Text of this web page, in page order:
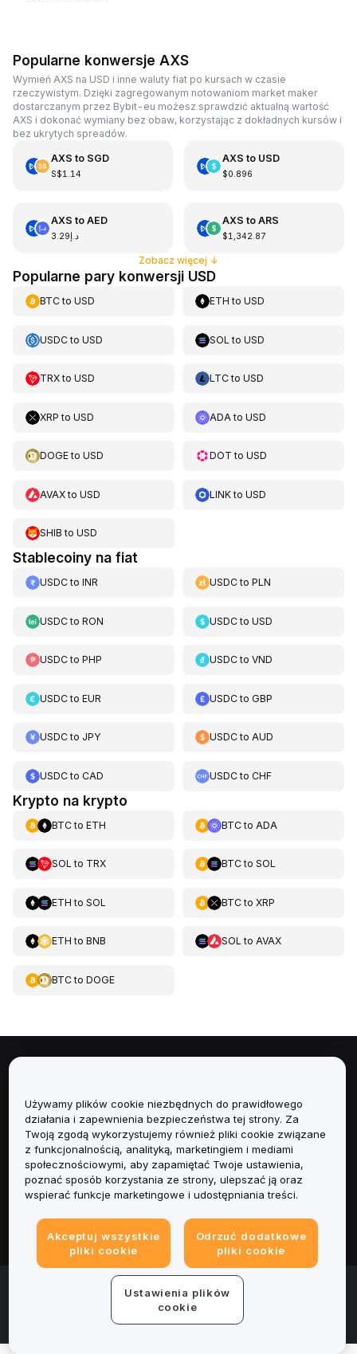
Popularne konwersje AXS
Wymień AXS na USD i inne waluty fiat po kursach w czasie
rzeczywistym. Dzięki zagregowanym notowaniom market maker
dostarczanym przez Bybit-eu możesz sprawdzić aktualną wartość
AXS i dokonać wymiany bez obaw, korzystając z dokładnych kursów i
bez ukrytych spreadów.
AXS to SGD
S$1.14
AXS to USD
$0.896
AXS to AED
د.إ3.29
AXS to ARS
$1,342.87
Zobacz więcej ↓
Popularne pary konwersji USD
BTCto USD ETH toUSD
USDCto USD SOL toUSD
TRXto USD LTCtoUSD
XRP to USD ADA toUSD
DOGEto USD DOT toUSD
AVAXto USD LINKtoUSD
SHIB to USD
Stablecoiny na fiat
USDCto INR USDCtoPLN
USDCto RON USDCtoUSD
USDCto PHP USDCtoVND
USDCto EUR USDCtoGBP
USDCto JPY USDCtoAUD
USDCto CAD USDCtoCHF
Krypto na krypto
BTCto ETH BTCto ADA
SOL to TRX BTCto SOL
ETH to SOL BTCto XRP
ETH to BNB SOL to AVAX
BTCto DOGE
Usługi
Obsługa Klienta
Produkty
Informacje prawne
© 2025-2026 Bybit.eu. All rights reserved.
Warunki świadczenia usług | Polityka Prywatności
firmy (Impressum)
Centrum preferencji plików cookie
Używamy plików cookie niezbędnych do prawidłowego
działania i zapewnienia bezpieczeństwa tej strony. Za
Twoją zgodą wykorzystujemy również pliki cookie związane
z funkcjonalnością, analityką, marketingiem i mediami
społecznościowymi, aby zapamiętać Twoje ustawienia,
poznać sposób korzystania ze strony, ulepszać ją oraz
wspierać funkcje marketingowe i udostępniania treści.
Akceptuj wszystkie
pliki cookie
Odrzuć dodatkowe
pliki cookie
Ustawienia plików
cookie